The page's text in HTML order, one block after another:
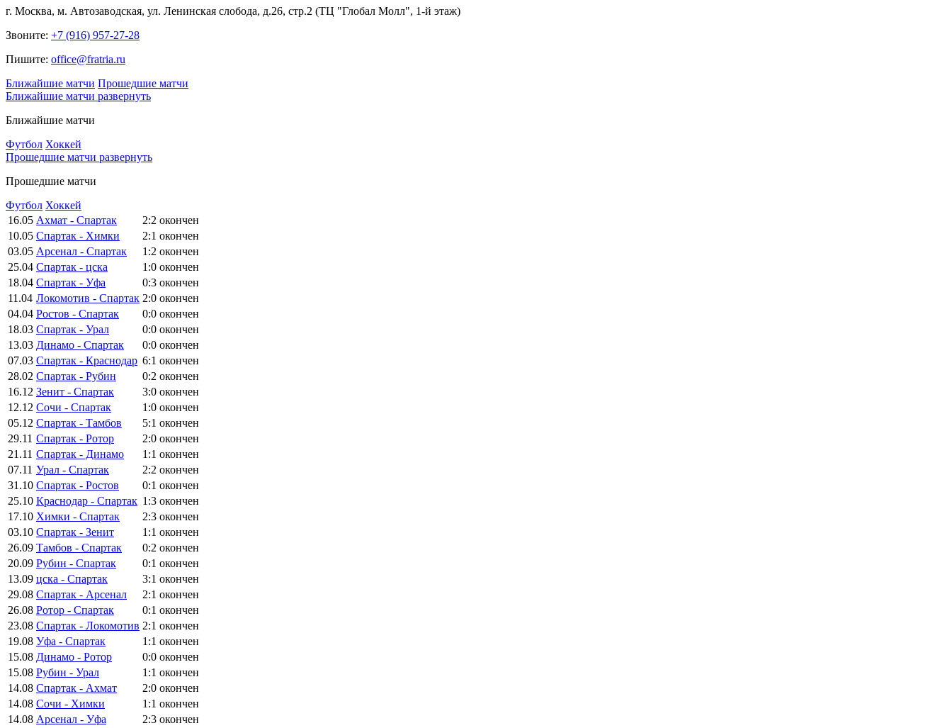
г. Москва, м. Автозаводская, ул. Ленинская слобода, д.26, стр.2 (ТЦ "Глобал Молл", 1-й этаж)
Звоните: +7 (916) 957-27-28
Пишите: office@fratria.ru
Ближайшие матчи Прошедшие матчи
Ближайшие матчи развернуть
Ближайшие матчи
Футбол Хоккей
Прошедшие матчи развернуть
Прошедшие матчи
Футбол Хоккей
16.05 Ахмат - Спартак 2:2 окончен
10.05 Спартак - Химки 2:1 окончен
03.05 Арсенал - Спартак 1:2 окончен
25.04 Спартак - цска 1:0 окончен
18.04 Спартак - Уфа 0:3 окончен
11.04 Локомотив - Спартак 2:0 окончен
04.04 Ростов - Спартак 0:0 окончен
18.03 Спартак - Урал 0:0 окончен
13.03 Динамо - Спартак 0:0 окончен
07.03 Спартак - Краснодар 6:1 окончен
28.02 Спартак - Рубин 0:2 окончен
16.12 Зенит - Спартак 3:0 окончен
12.12 Сочи - Спартак 1:0 окончен
05.12 Спартак - Тамбов 5:1 окончен
29.11 Спартак - Ротор 2:0 окончен
21.11 Спартак - Динамо 1:1 окончен
07.11 Урал - Спартак 2:2 окончен
31.10 Спартак - Ростов 0:1 окончен
25.10 Краснодар - Спартак 1:3 окончен
17.10 Химки - Спартак 2:3 окончен
03.10 Спартак - Зенит 1:1 окончен
26.09 Тамбов - Спартак 0:2 окончен
20.09 Рубин - Спартак 0:1 окончен
13.09 цска - Спартак 3:1 окончен
29.08 Спартак - Арсенал 2:1 окончен
26.08 Ротор - Спартак 0:1 окончен
23.08 Спартак - Локомотив 2:1 окончен
19.08 Уфа - Спартак 1:1 окончен
15.08 Динамо - Ротор 0:0 окончен
15.08 Рубин - Урал 1:1 окончен
14.08 Спартак - Ахмат 2:0 окончен
14.08 Сочи - Химки 1:1 окончен
14.08 Арсенал - Уфа 2:3 окончен